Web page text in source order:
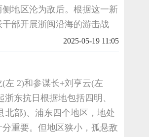
地区沦为敌后。根据这一新
部开展浙闽沿海的游击战
立战略单位之必要。华中局
2025-05-19 11:05
左 2)和参谋长+刘亨云(左
东抗日根据地包括四明、
北部)、浦东四个地区，地处
重要。但地区狭小，孤悬敌